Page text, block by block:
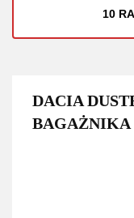
10
DACIA
BAGAŻNIKA